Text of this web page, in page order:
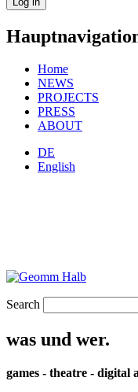
Home
NEWS
PROJECTS
PRESS
ABOUT
DE
English
Search
was und wer.
games - theatre - digital